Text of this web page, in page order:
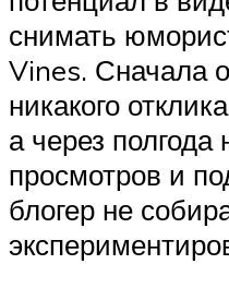
снимать
Vines. Сначала
никакого
а через
просмотров и
блогер не